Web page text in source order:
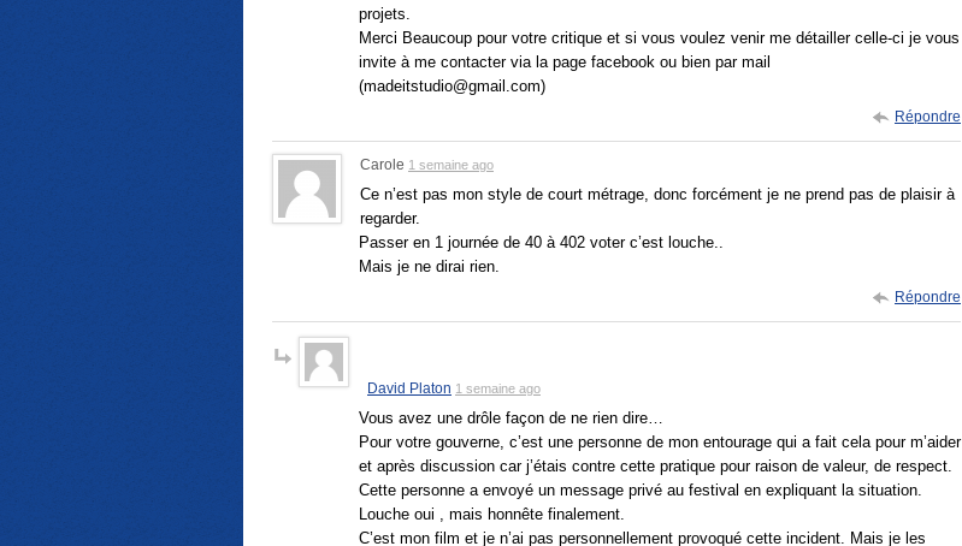
projets.
Merci Beaucoup pour votre critique et si vous voulez venir me détailler celle-ci je vous
invite à me contacter via la page facebook ou bien par mail
(madeitstudio@gmail.com)
Répondre
Carole 1 semaine ago
Ce n’est pas mon style de court métrage, donc forcément je ne prend pas de plaisir à
regarder.
Passer en 1 journée de 40 à 402 voter c’est louche..
Mais je ne dirai rien.
Répondre
David Platon 1 semaine ago
Vous avez une drôle façon de ne rien dire…
Pour votre gouverne, c’est une personne de mon entourage qui a fait cela pour m’aider
et après discussion car j’étais contre cette pratique pour raison de valeur, de respect.
Cette personne a envoyé un message privé au festival en expliquant la situation.
Louche oui , mais honnête finalement.
C’est mon film et je n’ai pas personnellement provoqué cette incident. Mais je les